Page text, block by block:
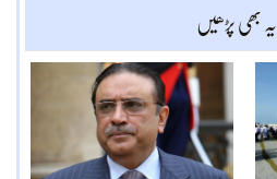
یہ بھی پڑھیں